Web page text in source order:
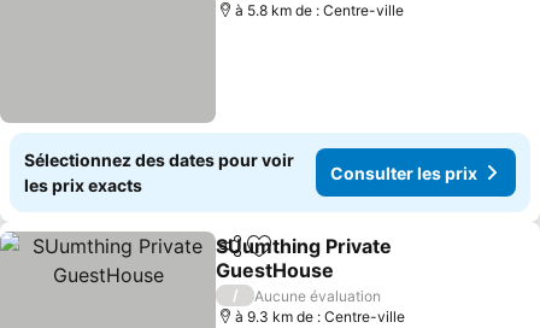
à 5.8 km de : Centre-ville
Sélectionnez des dates pour voir
les prix exacts
Consulter les prix
PartagerAjouter à mes favoris
SUumthing Private
GuestHouse
/
Aucune évaluation
à 9.3 km de : Centre-ville